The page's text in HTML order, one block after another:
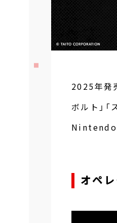
2025年発
ボルト」
Nintendo
オペ